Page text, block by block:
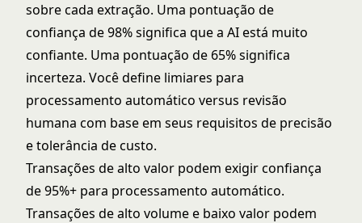
sobre cada extração. Uma pontuação de
confiança de 98% significa que a AI está muito
confiante. Uma pontuação de 65% significa
incerteza. Você define limiares para
processamento automático versus revisão
humana com base em seus requisitos de precisão
e tolerância de custo.
Transações de alto valor podem exigir confiança
de 95%+ para processamento automático.
Transações de alto volume e baixo valor podem